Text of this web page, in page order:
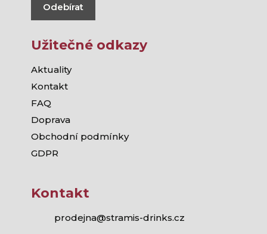
Odebírat
Užitečné odkazy
Aktuality
Kontakt
FAQ
Doprava
Obchodní podmínky
GDPR
Kontakt
prodejna@stramis-drinks.cz